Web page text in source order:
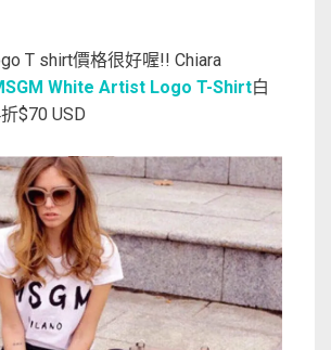
T shirt價格很好喔!! Chiara
White Artist Logo T-Shirt白
$70 USD